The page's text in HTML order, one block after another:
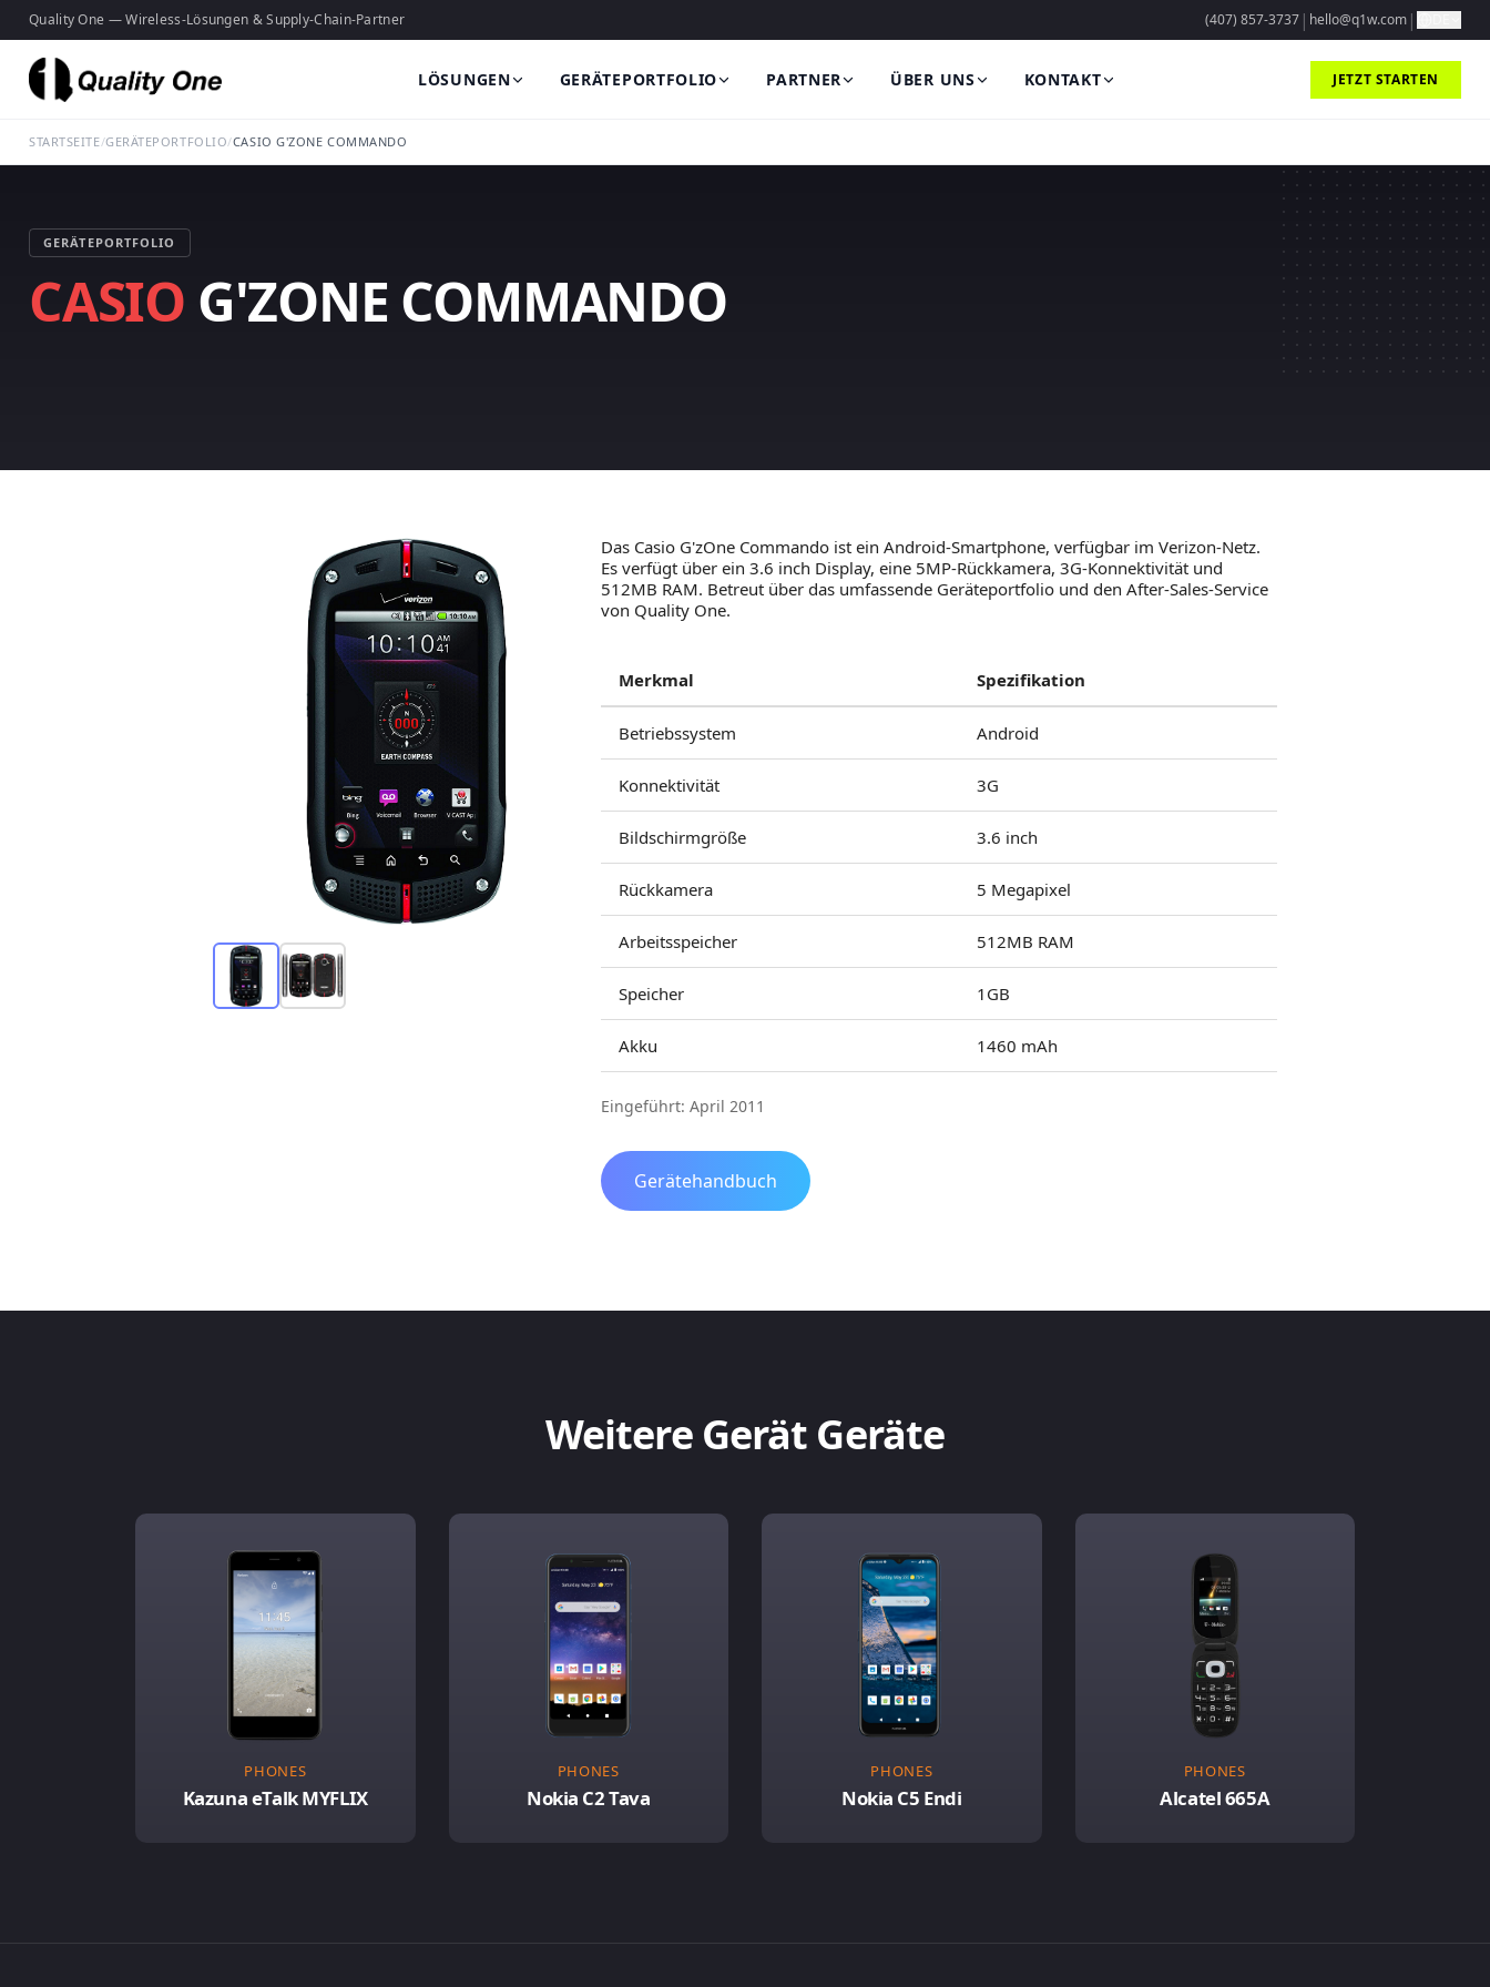
Quality One — Wireless-Lösungen & Supply-Chain-Partner (407) 857-3737 | hello@q1w.com |
LÖSUNGEN GERÄTEPORTFOLIO PARTNER ÜBER UNS KONTAKT JETZT STARTEN
STARTSEITE/GERÄTEPORTFOLIO/CASIO G'ZONE COMMANDO
GERÄTEPORTFOLIO
CASIO G'ZONE COMMANDO
Das Casio G'zOne Commando ist ein Android-Smartphone, verfügbar im Verizon-Netz.
Es verfügt über ein 3.6 inch Display, eine 5MP-Rückkamera, 3G-Konnektivität und
512MB RAM. Betreut über das umfassende Geräteportfolio und den After-Sales-Service
von Quality One.
Merkmal Spezifikation
Betriebssystem Android
Konnektivität 3G
Bildschirmgröße 3.6 inch
Rückkamera 5 Megapixel
Arbeitsspeicher 512MB RAM
Speicher 1GB
Akku 1460 mAh
Eingeführt: April 2011
Gerätehandbuch
Weitere Gerät Geräte
PHONES
Kazuna eTalk MYFLIX
PHONES
Nokia C2 Tava
PHONES
Nokia C5 Endi
PHONES
Alcatel 665A